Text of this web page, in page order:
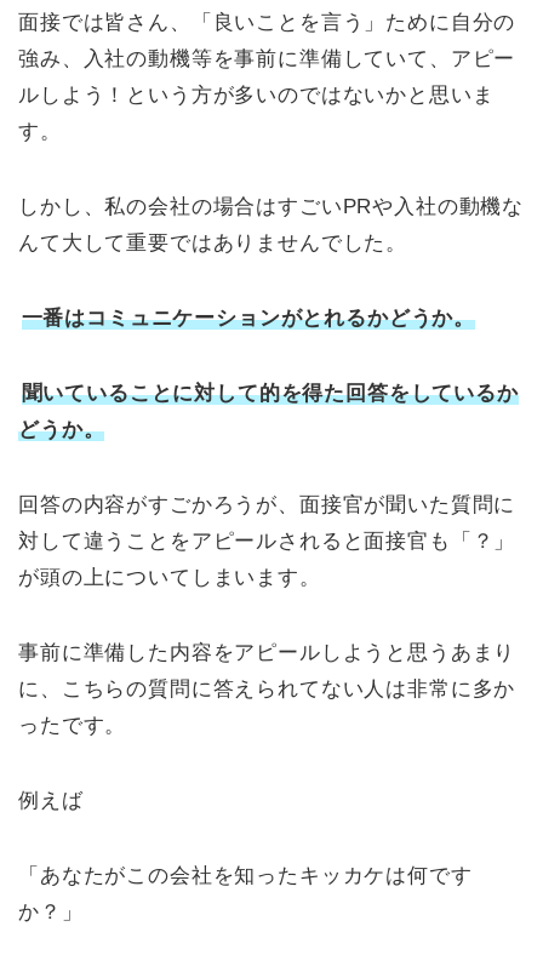
面接では皆さん、「良いことを言う」ために自分の
強み、入社の動機等を事前に準備していて、アピー
ルしよう！という方が多いのではないかと思いま
す。
しかし、私の会社の場合はすごいPRや入社の動機な
んて大して重要ではありませんでした。
一番はコミュニケーションがとれるかどうか。
聞いていることに対して的を得た回答をしているか
どうか。
回答の内容がすごかろうが、面接官が聞いた質問に
対して違うことをアピールされると面接官も「？」
が頭の上についてしまいます。
事前に準備した内容をアピールしようと思うあまり
に、こちらの質問に答えられてない人は非常に多か
ったです。
例えば
「あなたがこの会社を知ったキッカケは何です
か？」